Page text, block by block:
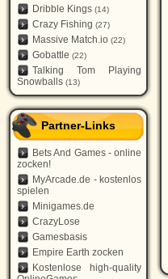
Dribble Kings (14)
Crazy Fishing (27)
Massive Match.io (22)
Gobattle (22)
Talking Tom Playing
Snowballs (13)
Partner-Links
Bets And Games - online
zocken!
MyArcade.de - kostenlos
spielen
Minigames.de
CrazyLose
Gamesbasis
Empire Earth zocken
Kostenlose high-quality